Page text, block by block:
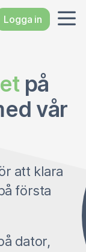
Logga in
på
vår
att klara
första
dator,